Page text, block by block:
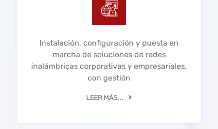
Instalación, configuración y puesta en
marcha de soluciones de redes
inalámbricas corporativas y empresariales,
con gestión
LEER MÁS...